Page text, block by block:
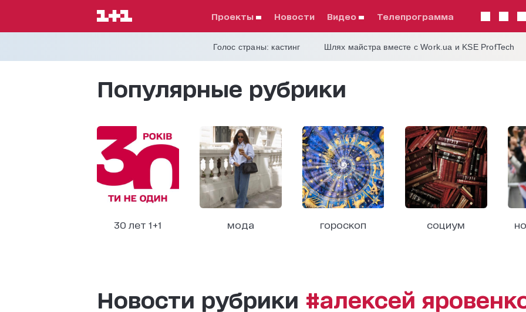
проекты Новости видео телепрограмма
Голос страны: кастинг Шлях майстра вместе с Work.ua и KSE ProfTech
Популярные рубрики
30 лет 1+1 мода гороскоп социум
Новости рубрики #алексей